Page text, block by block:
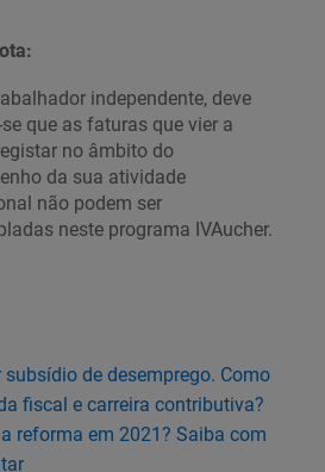
independente, deve
que as faturas que vier a
no âmbito do
da sua atividade
não podem ser
neste programa IVAucher.
subsídio de desemprego. Como
fiscal e carreira contributiva?
reforma em 2021? Saiba com